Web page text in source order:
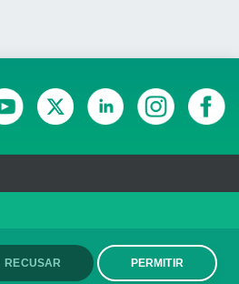
RECUSAR PERMITIR
ACEITO